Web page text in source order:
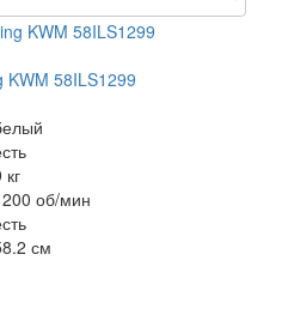
58ILS1299
кг
об/мин
см